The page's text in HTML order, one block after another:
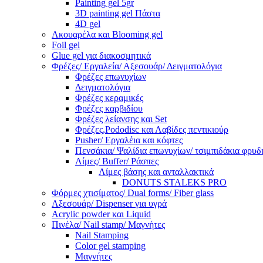
Painting gel 5gr
3D painting gel Πάστα
4D gel
Ακουαρέλα και Blooming gel
Foil gel
Glue gel για διακοσμητικά
Φρέζες/ Εργαλεία/ Αξεσουάρ/ Δειγματολόγια
Φρέζες επωνυχίων
Δειγματολόγια
Φρέζες κεραμικές
Φρέζες καρβιδίου
Φρέζες λείανσης και Set
Φρέζες,Pododisc και Λαβίδες πεντικιούρ
Pusher/ Εργαλέια και κόφτες
Πενσάκια/ Ψαλίδια επωνυχίων/ τσιμπιδάκια
Λίμες/ Buffer/ Ράσπες
Λίμες βάσης και ανταλλακτικά
DONUTS STALEKS PRO
Φόρμες χτισίματος/ Dual forms/ Fiber glass
Αξεσουάρ/ Dispenser για υγρά
Acrylic powder και Liquid
Πινέλα/ Nail stamp/ Μαγνήτες
Nail Stamping
Color gel stamping
Μαγνήτες